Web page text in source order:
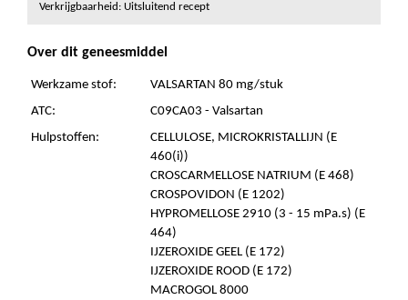
Verkrijgbaarheid: Uitsluitend recept
Over dit geneesmiddel
Werkzame stof:
VALSARTAN 80 mg/stuk
ATC:
C09CA03 - Valsartan
Hulpstoffen:
CELLULOSE, MICROKRISTALLIJN (E
460(i))
CROSCARMELLOSE NATRIUM (E 468)
CROSPOVIDON (E 1202)
HYPROMELLOSE 2910 (3 - 15 mPa.s) (E
464)
IJZEROXIDE GEEL (E 172)
IJZEROXIDE ROOD (E 172)
MACROGOL 8000